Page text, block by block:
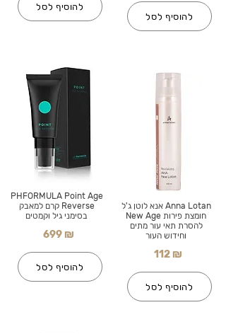
להוסיף לסל
PHFORMULA Point Age
Reverse קרם למאבק
בסימני גיל וקמטים
699 ₪
להוסיף לסל
להוסיף לסל
Anna Lotan אנא לוטן ג'ל
חומצת פירות New Age
להסרת תאי עור מתים
וחידוש העור
112 ₪
להוסיף לסל